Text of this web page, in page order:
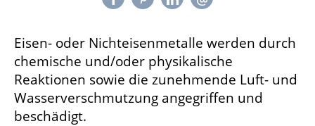
Eisen- oder Nichteisenmetalle werden durch
chemische und/oder physikalische
Reaktionen sowie die zunehmende Luft- und
Wasserverschmutzung angegriffen und
beschädigt.